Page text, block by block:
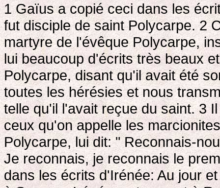
1 Gaïus a copié ceci dans les
fut disciple de saint Polycarpe. 2
martyre de l'évêque Polycarpe,
lui beaucoup d'écrits très beaux
Polycarpe, disant qu'il avait été
toutes les hérésies et nous
telle qu'il l'avait reçue du saint. 3Il
ceux qu'on appelle les
Polycarpe, lui dit: " Reconnais-
Je reconnais, je reconnais le
dans les écrits d'Irénée: Au jour